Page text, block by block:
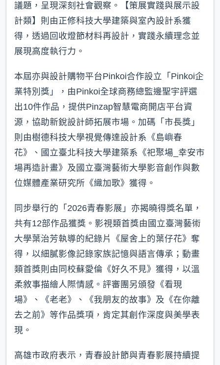
議題，呈現深刻社會觀察。【策展實踐與展示設
計類】則由正修科技大學建築與室內設計系獲
得，透過回收燈節材料再設計，實踐永續理念並
展現高度執行力。
本屆亦與設計購物平台Pinkoi合作設立「Pinkoi企
業特別獎」，由Pinkoi全球商務總監邊聖宇評選
出10件作品，提供Pinzap智慧電商開店平台資
源，協助新銳設計師拓展市場。加碼「市長獎」
則由樹德科技大學視覺傳達設計系《島嶼春
花》、國立臺北科技大學建築系《祀聚場_幸安市
場再造計畫》及國立臺灣藝術大學影音創作與數
位媒體產業研究所《織加歌》獲得。
同步舉行的「2026青春影展」亦揭曉得獎名單，
共有12部作品獲獎。影視類首獎由國立臺灣藝術
大學葉治芳執導的紀錄片《屋舍上的葉仔花》奪
得，以細膩影像記錄家族記憶與語言傳承；動畫
類首獎則由同校蘇愛倫《好久不見》獲得，以溫
柔敘事描繪人際情感。評審團另頒發《看現
場》、《老老》、《我朋友的故事》及《在你離
去之前》等作品獎項，肯定其創作深度與美學表
現。
高雄市政府表示，青春設計節與青春影展持續提